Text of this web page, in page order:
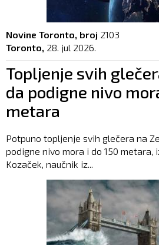
Novine Toronto, broj 2103
Toronto, 28. jul 2026.
Topljenje svih
da podigne nivo
metara
Potpuno topljenje svih glečera na
podigne nivo mora i do 150 metara,
Kozaček, naučnik iz...